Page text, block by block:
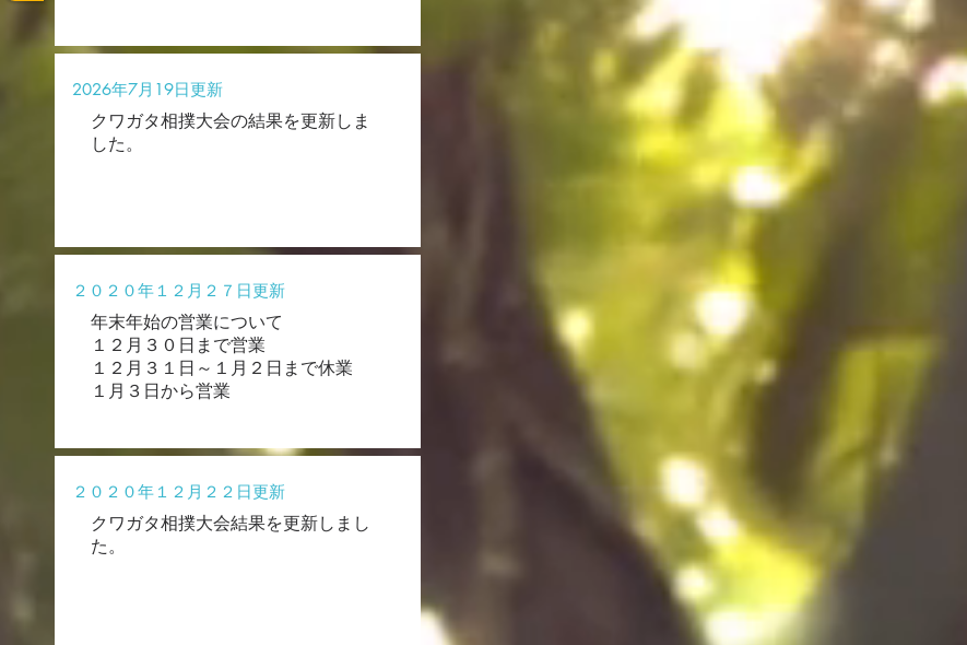
2026年7月19日更新
クワガタ相撲大会の結果を更新しま
した。
２０２０年１２月２７日更新
年末年始の営業について
１２月３０日まで営業
１２月３１日～１月２日まで休業
１月３日から営業
２０２０年１２月２２日更新
クワガタ相撲大会結果を更新しまし
た。